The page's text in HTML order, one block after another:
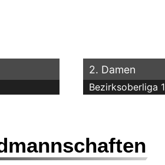
2. Damen
Bezirksoberliga 1